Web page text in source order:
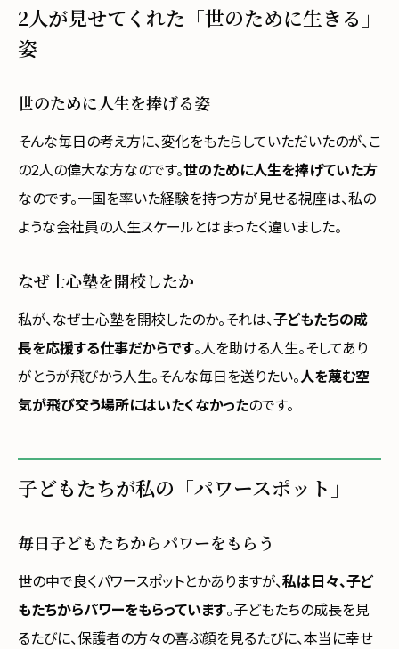
2人が見せてくれた「世のために生きる」
姿
世のために人生を捧げる姿
そんな毎日の考え方に、変化をもたらしていただいたのが、こ
の2人の偉大な方なのです。世のために人生を捧げていた方
なのです。一国を率いた経験を持つ方が見せる視座は、私の
ような会社員の人生スケールとはまったく違いました。
なぜ士心塾を開校したか
私が、なぜ士心塾を開校したのか。それは、子どもたちの成
長を応援する仕事だからです。人を助ける人生。そしてあり
がとうが飛びかう人生。そんな毎日を送りたい。人を蔑む空
気が飛び交う場所にはいたくなかったのです。
子どもたちが私の「パワースポット」
毎日子どもたちからパワーをもらう
世の中で良くパワースポットとかありますが、私は日々、子ど
もたちからパワーをもらっています。子どもたちの成長を見
るたびに、保護者の方々の喜ぶ顔を見るたびに、本当に幸せ